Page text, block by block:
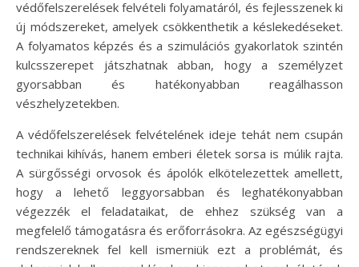
védőfelszerelések felvételi folyamatáról, és fejlesszenek ki
új módszereket, amelyek csökkenthetik a késlekedéseket.
A folyamatos képzés és a szimulációs gyakorlatok szintén
kulcsszerepet játszhatnak abban, hogy a személyzet
gyorsabban és hatékonyabban reagálhasson
vészhelyzetekben.
A védőfelszerelések felvételének ideje tehát nem csupán
technikai kihívás, hanem emberi életek sorsa is múlik rajta.
A sürgősségi orvosok és ápolók elkötelezettek amellett,
hogy a lehető leggyorsabban és leghatékonyabban
végezzék el feladataikat, de ehhez szükség van a
megfelelő támogatásra és erőforrásokra. Az egészségügyi
rendszereknek fel kell ismerniük ezt a problémát, és